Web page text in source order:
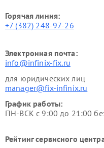
Горячая линия:
+7 (382) 248-97-26
Электронная почта:
info@infinix-fix.ru
для юридических лиц
manager@fix-infinix.ru
График работы:
ПН-ВСК с 9:00 до 21:00
Рейтинг сервисного